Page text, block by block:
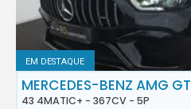
EM DESTAQUE
MERCEDES-BENZ AMG GT
43 4MATIC+ - 367CV - 5P